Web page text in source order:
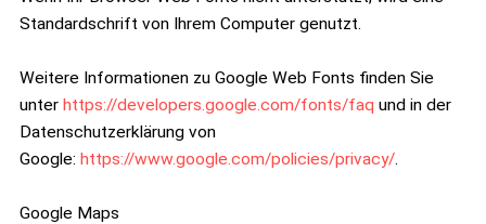
Standardschrift von Ihrem Computer genutzt.
Weitere Informationen zu Google Web Fonts finden Sie
unterhttps://developers.google.com/fonts/faq und in der
Datenschutzerklärung von
Google:https://www.google.com/policies/privacy/.
Google Maps